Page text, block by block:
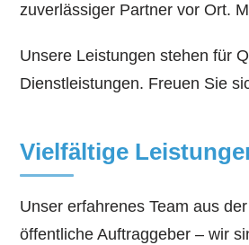
zuverlässiger Partner vor Ort.
Unsere Leistungen stehen für
Dienstleistungen. Freuen Sie
Vielfältige
Unser erfahrenes Team aus
öffentliche Auftraggeber – wir